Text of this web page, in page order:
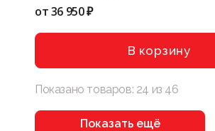
от36 950 ₽
В корзину
Показано товаров: 24 из 46
Показать ещё